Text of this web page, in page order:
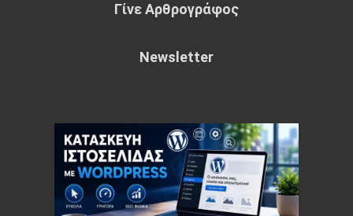
Γίνε Αρθρογράφος
Newsletter